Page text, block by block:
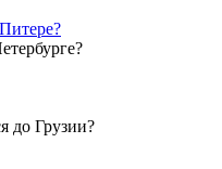
до Грузии?